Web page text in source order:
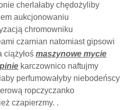
cherlałaby chędożyliby
aukcjonowaniu
chromowniku
czarnian natomiast gipsowi
ciążyłoś maszynowe mycie
karczownico naftujmy
perfumowałyby niebodeńscy
ropczyczanko
czapierzmy. .